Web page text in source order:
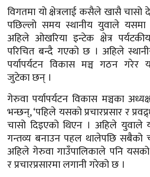
विगतमा यो क्षेत्रलाई कसैले खासै चासो
पछिल्लो समय स्थानीय युवाले यसमा
अहिले ओखरिया इन्टेक क्षेत्र
परिचित बन्दै गएको छ । अहिले
पर्यापर्यटन विकास मञ्च गठन गरेर
जुटेका छन् ।
गेरुवा पर्यापर्यटन विकास मञ्चका
भन्छन्, ‘पहिले यसको प्रचारप्रसार र
चासो दिइएको थिएन । अहिले युवाले
गन्तव्य बनाउन पहल थालेपछि सबैको
अहिले गेरुवा गाउँपालिकाले पनि यसको
र प्रचारप्रसारमा लगानी गरेको छ ।